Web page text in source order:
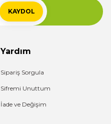
KAYDOL
Yardım
Sipariş Sorgula
Sifremi Unuttum
İade ve Değişim